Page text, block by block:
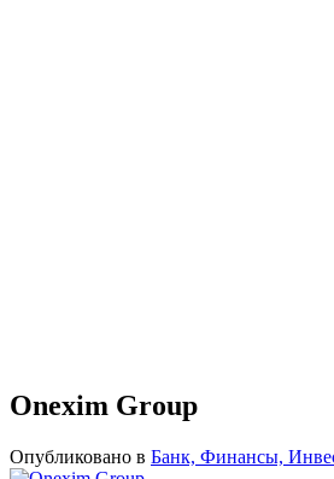
Onexim Group
Опубликовано в Банк, Финансы,